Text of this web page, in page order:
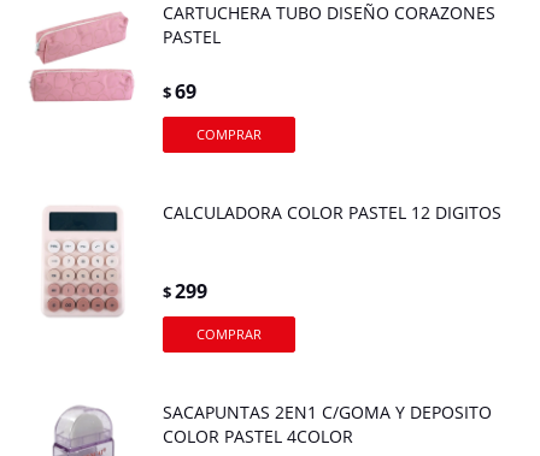
CARTUCHERA TUBO DISEÑO CORAZONES
PASTEL
$69
CALCULADORA COLOR PASTEL 12 DIGITOS
$299
SACAPUNTAS 2EN1 C/GOMA Y DEPOSITO
COLOR PASTEL 4COLOR